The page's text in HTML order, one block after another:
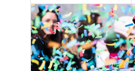
28 JANVIER 2026